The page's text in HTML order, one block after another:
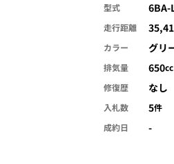
型式 6BA-
走行距離
カラー
グリ
排気量 650cc
修復歴
なし
入札数 5件
成約日
-